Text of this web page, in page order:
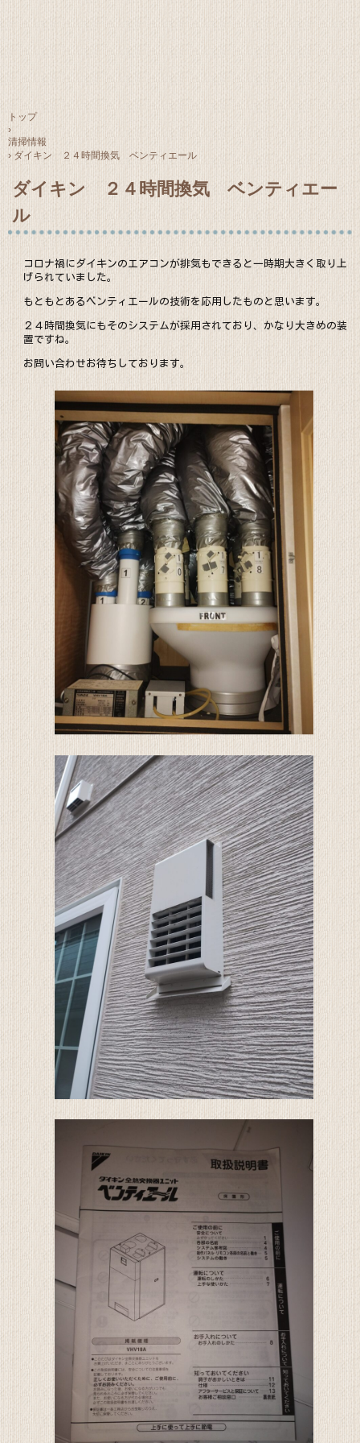
トップ
›
清掃情報
› ダイキン ２４時間換気 ベンティエール
ダイキン ２４時間換気 ベンティエー
ル
コロナ禍にダイキンのエアコンが排気もできると一時期大きく取り上
げられていました。
もともとあるベンティエールの技術を応用したものと思います。
２４時間換気にもそのシステムが採用されており、かなり大きめの装
置ですね。
お問い合わせお待ちしております。